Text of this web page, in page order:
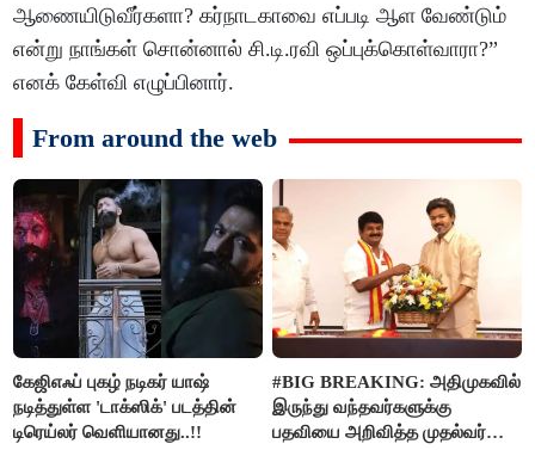
ஆணையிடுவீர்களா? கர்நாடகாவை எப்படி ஆள வேண்டும்
என்று நாங்கள் சொன்னால் சி.டி.ரவி ஒப்புக்கொள்வாரா?”
எனக் கேள்வி எழுப்பினார்.
From around the web
கேஜிஎஃப் புகழ் நடிகர் யாஷ்
நடித்துள்ள 'டாக்‌ஸிக்' படத்தின்
டிரெய்லர் வெளியானது..!!
#BIG BREAKING: அதிமுகவில்
இருந்து வந்தவர்களுக்கு
பதவியை அறிவித்த முதல்வர்